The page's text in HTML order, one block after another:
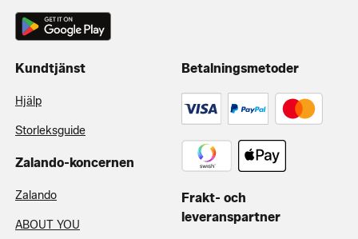
Kundtjänst
Hjälp
Storleksguide
Zalando-koncernen
Zalando
ABOUT YOU
Betalningsmetoder
Frakt- och
leveranspartner